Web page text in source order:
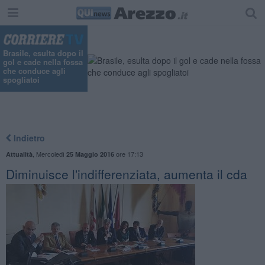
Brasile, esulta dopo il
gol e cade nella fossa
che conduce agli
spogliatoi
Indietro
Attualità Mercoledì 25 Maggio 2016ore 17:13
Diminuisce l'indifferenziata, aumenta il cda